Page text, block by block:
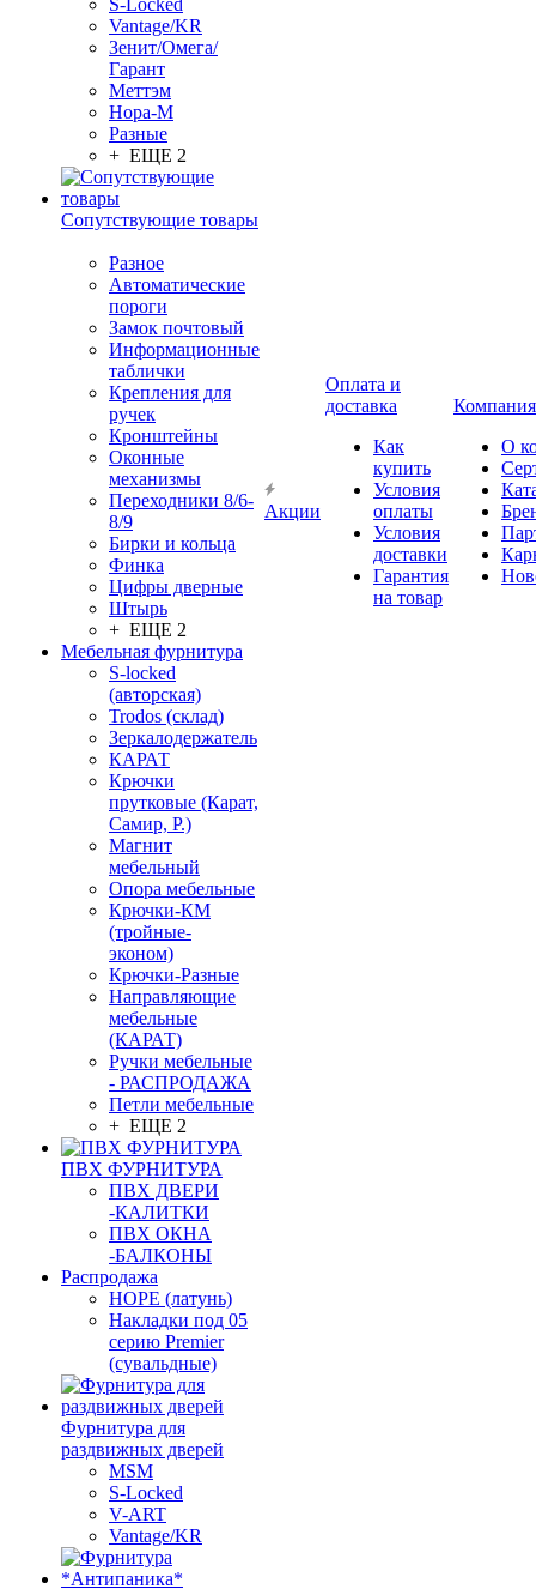
S-Locked
Vantage/KR
Зенит/Омега/
Гарант
Меттэм
Нора-М
Разные
+ ЕЩЕ 2
Сопутствующие товары
Разное
Автоматические
пороги
Замок почтовый
Информационные
таблички
Крепления для
ручек
Кронштейны
Оконные
механизмы
Переходники 8/6-
8/9
Бирки и кольца
Финка
Цифры дверные
Штырь
+ ЕЩЕ 2
Мебельная фурнитура
S-locked
(авторская)
Trodos (склад)
Зеркалодержатель
КАРАТ
Крючки
прутковые (Карат,
Самир, Р.)
Магнит
мебельный
Опора мебельные
Крючки-КМ
(тройные-
эконом)
Крючки-Разные
Направляющие
мебельные
(КАРАТ)
Ручки мебельные
- РАСПРОДАЖА
Петли мебельные
+ ЕЩЕ 2
ПВХ ФУРНИТУРА
ПВХ ДВЕРИ
-КАЛИТКИ
ПВХ ОКНА
-БАЛКОНЫ
Распродажа
HOPE (латунь)
Накладки под 05
серию Premier
(сувальдные)
Фурнитура для
раздвижных дверей
MSM
S-Locked
V-ART
Vantage/KR
Акции
Оплата и
доставка
Как
купить
Условия
оплаты
Условия
доставки
Гарантия
на товар
Компания
О